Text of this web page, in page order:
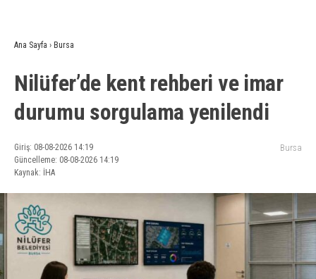
Ana Sayfa › Bursa
Nilüfer’de kent rehberi ve imar
durumu sorgulama yenilendi
Giriş: 08-08-2026 14:19
Güncelleme: 08-08-2026 14:19
Kaynak: İHA
Bursa